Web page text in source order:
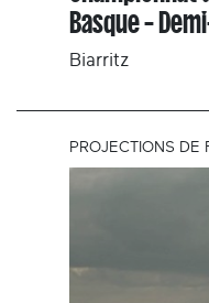
Basque –
Biarritz
PROJECTIONS DE